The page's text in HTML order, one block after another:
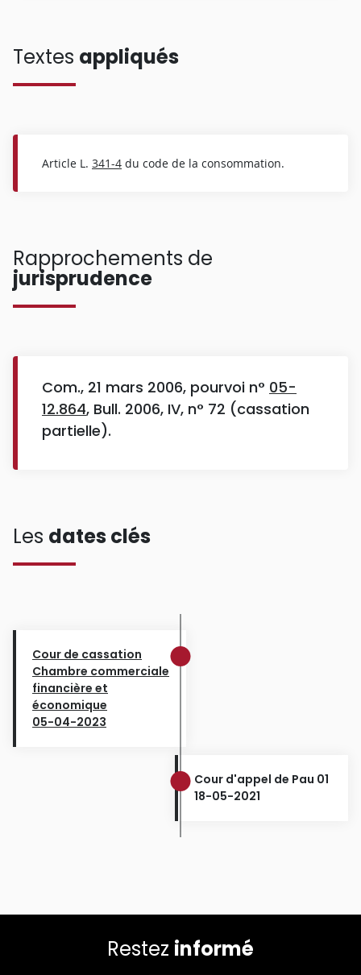
Textes appliqués
Article L. 341-4 du code de la consommation.
Rapprochements de
jurisprudence
Com., 21 mars 2006, pourvoi n° 05-
12.864, Bull. 2006, IV, n° 72 (cassation
partielle).
Les dates clés
Cour de cassation
Chambre commerciale
financière et
économique
05-04-2023
Cour d'appel de Pau 01
18-05-2021
Restez informé